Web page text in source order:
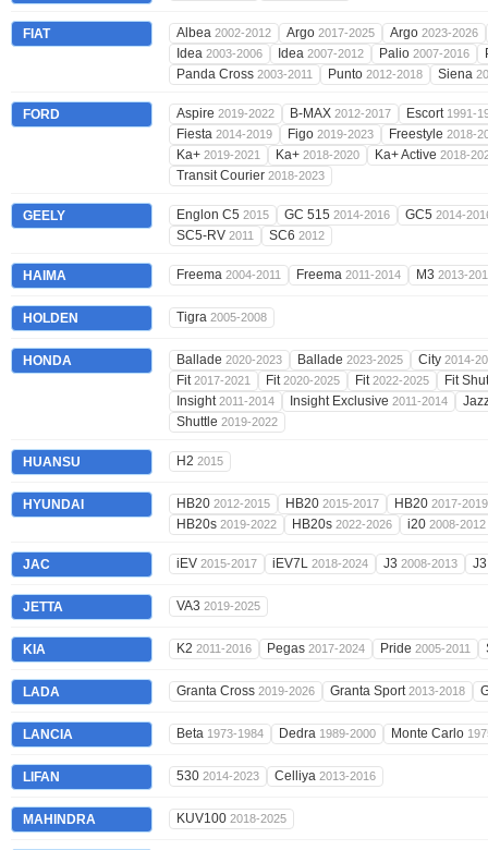
FIAT Albea 2002-2012 Argo 2017-2025 Argo 2023-2026
Idea 2003-2006 Idea 2007-2012 Palio 2007-2016
Panda Cross 2003-2011 Punto 2012-2018 Siena
FORD Aspire 2019-2022 B-MAX 2012-2017 Escort 1991-
Fiesta 2014-2019 Figo 2019-2023 Freestyle 2018-
Ka+ 2019-2021 Ka+ 2018-2020 Ka+ Active 2018-
Transit Courier 2018-2023
GEELY Englon C5 2015 GC 515 2014-2016 GC5 2014-
SC5-RV 2011 SC6 2012
HAIMA Freema 2004-2011 Freema 2011-2014 M3 2013-
HOLDEN Tigra 2005-2008
HONDA Ballade 2020-2023 Ballade 2023-2025 City 2014-
Fit2017-2021 Fit2020-2025 Fit2022-2025
Fit
Insight2011-2014 Insight Exclusive 2011-2014
Shuttle 2019-2022
HUANSU H2 2015
HYUNDAI HB20 2012-2015 HB20 2015-2017 HB20 2017-2019
HB20s 2019-2022 HB20s 2022-2026 i20 2008-2012
JAC iEV 2015-2017 iEV7L 2018-2024 J3 2008-2013
JETTA VA3 2019-2025
KIA K2 2011-2016 Pegas 2017-2024 Pride 2005-2011
LADA Granta Cross 2019-2026 Granta Sport2013-2018
LANCIA Beta 1973-1984 Dedra 1989-2000 Monte Carlo
LIFAN 530 2014-2023 Celliya 2013-2016
MAHINDRA KUV100 2018-2025